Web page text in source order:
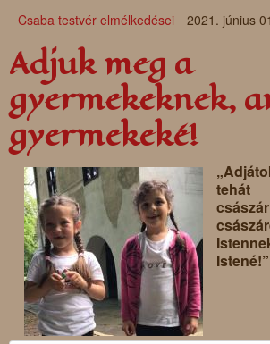
Csaba testvér elmélkedései 2021. június
Adjuk meg a
gyermekeknek,
gyermekeké!
Istené!”